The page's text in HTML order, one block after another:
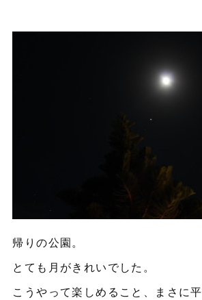
帰りの公園。
とても月がきれいでした。
こうやって楽しめること、まさに